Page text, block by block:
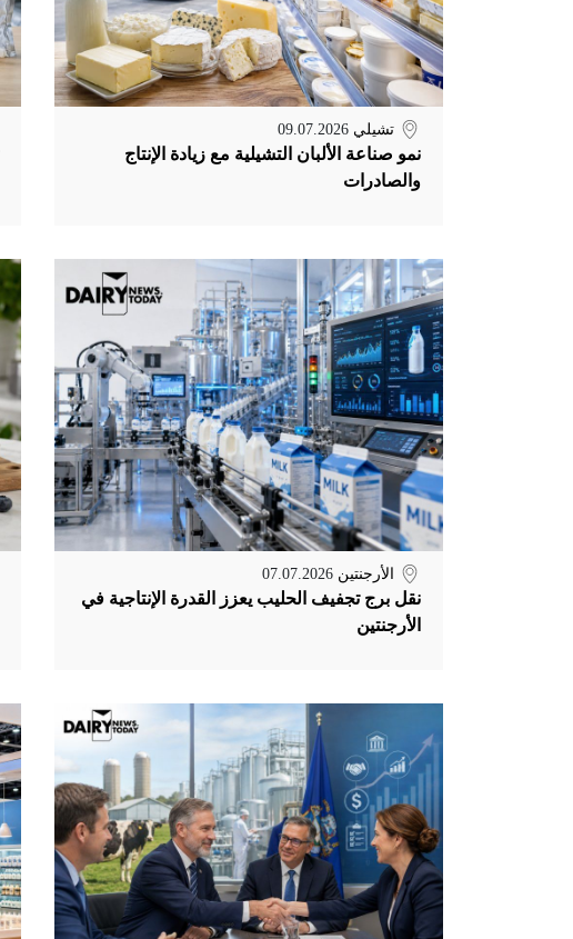
تشيلي 09.07.2026
نمو صناعة الألبان التشيلية مع زيادة الإنتاج
والصادرات
الأرجنتين 07.07.2026
نقل برج تجفيف الحليب يعزز القدرة الإنتاجية في
الأرجنتين